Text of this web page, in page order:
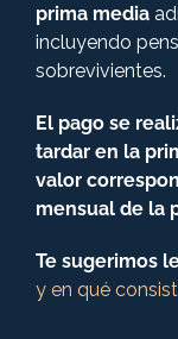
prima media
incluyendo
sobrevivientes.
El pago se
tardar en la
valor
mensual de la
Te sugerimos
y en qué